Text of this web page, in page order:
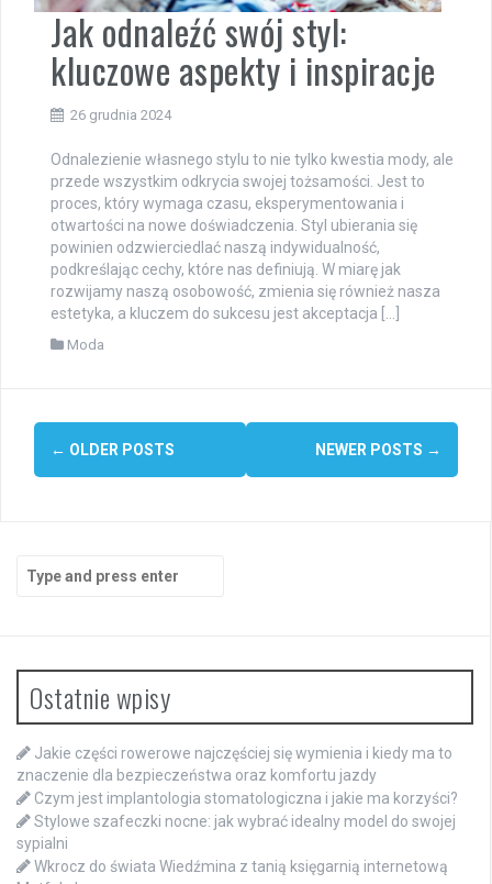
Jak odnaleźć swój styl:
kluczowe aspekty i inspiracje
26 grudnia 2024
Odnalezienie własnego stylu to nie tylko kwestia mody, ale
przede wszystkim odkrycia swojej tożsamości. Jest to
proces, który wymaga czasu, eksperymentowania i
otwartości na nowe doświadczenia. Styl ubierania się
powinien odzwierciedlać naszą indywidualność,
podkreślając cechy, które nas definiują. W miarę jak
rozwijamy naszą osobowość, zmienia się również nasza
estetyka, a kluczem do sukcesu jest akceptacja […]
Moda
Posts
navigation
← OLDER POSTS NEWER POSTS →
for:
Ostatnie wpisy
Jakie części rowerowe najczęściej się wymienia i kiedy ma to
znaczenie dla bezpieczeństwa oraz komfortu jazdy
Czym jest implantologia stomatologiczna i jakie ma korzyści?
Stylowe szafeczki nocne: jak wybrać idealny model do swojej
sypialni
Wkrocz do świata Wiedźmina z tanią księgarnią internetową